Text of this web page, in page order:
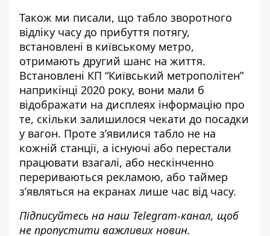
Також ми писали, що табло зворотного
відліку часу до прибуття потягу,
встановлені в київському метро,
отримають другий шанс на життя.
Встановлені КП “Київський метрополітен”
наприкінці 2020 року, вони мали б
відображати на дисплеях інформацію про
те, скільки залишилося чекати до посадки
у вагон. Проте з’явилися табло не на
кожній станції, а існуючі або перестали
працювати взагалі, або нескінченно
перериваються рекламою, або таймер
з’являться на екранах лише час від часу.
Підписуйтесь на наш Telegram-канал, щоб
не пропустити важливих новин.